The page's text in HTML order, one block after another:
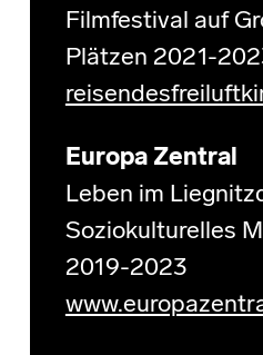
Filmfestival auf
Plätzen 2021-
Europa Zentral
Leben im
Soziokulturelles
2019-2023